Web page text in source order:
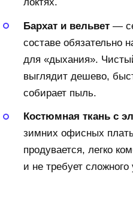
Бархат и вельвет —
составе обязательно
для «дыхания».
выглядит дешево,
собирает пыль.
Костюмная ткань с
зимних офисных
продувается, легко
и не требует сложного